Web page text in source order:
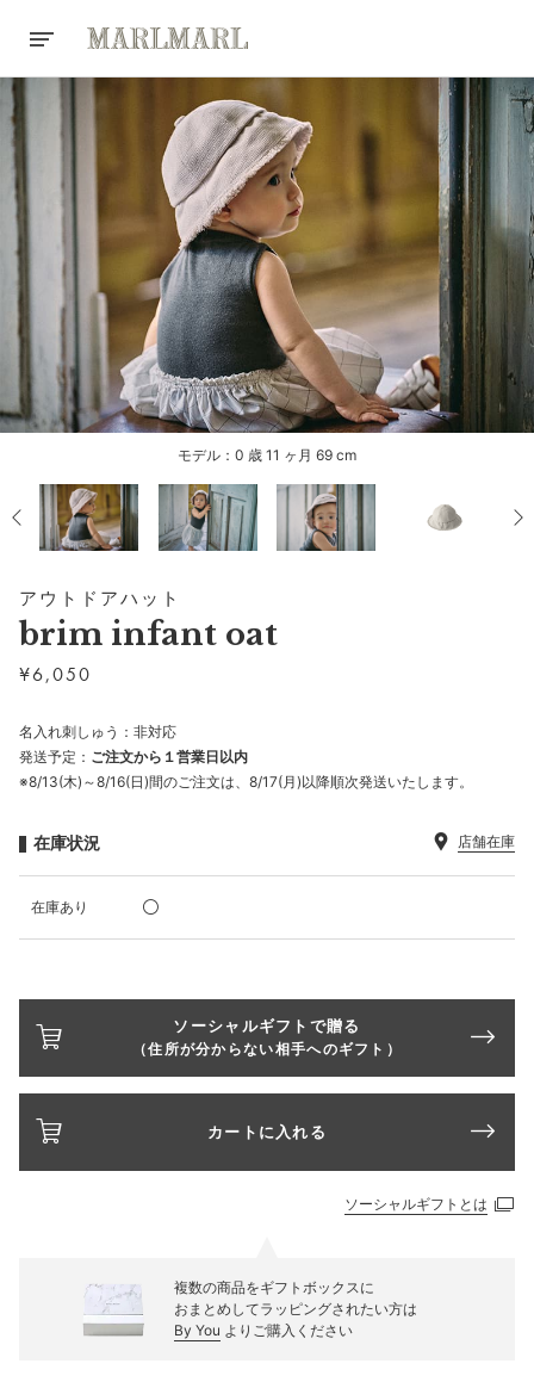
モデル：0 歳 11 ヶ月 69 cm
アウトドアハット
brim infant oat
¥6,050
名入れ刺しゅう：非対応
発送予定： ご注文から１営業日以内
※8/13(木)～8/16(日)間のご注文は、8/17(月)以降順次発送いたします。
在庫状況 店舗在庫
在庫あり
ソーシャルギフトで贈る
（住所が分からない相手へのギフト）
カートに入れる
ソーシャルギフトとは
複数の商品をギフトボックスに
おまとめしてラッピングされたい方は
By You よりご購入ください